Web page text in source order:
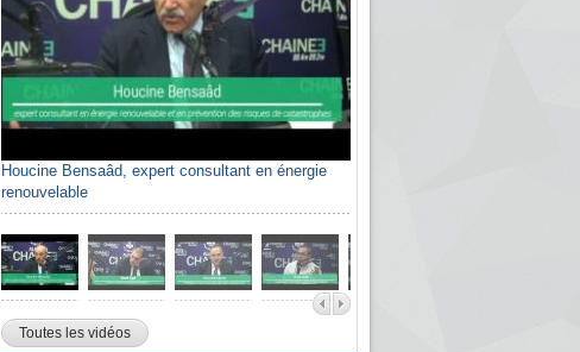
Houcine Bensaâd, expert consultant en énergie
renouvelable
Toutes les vidéos